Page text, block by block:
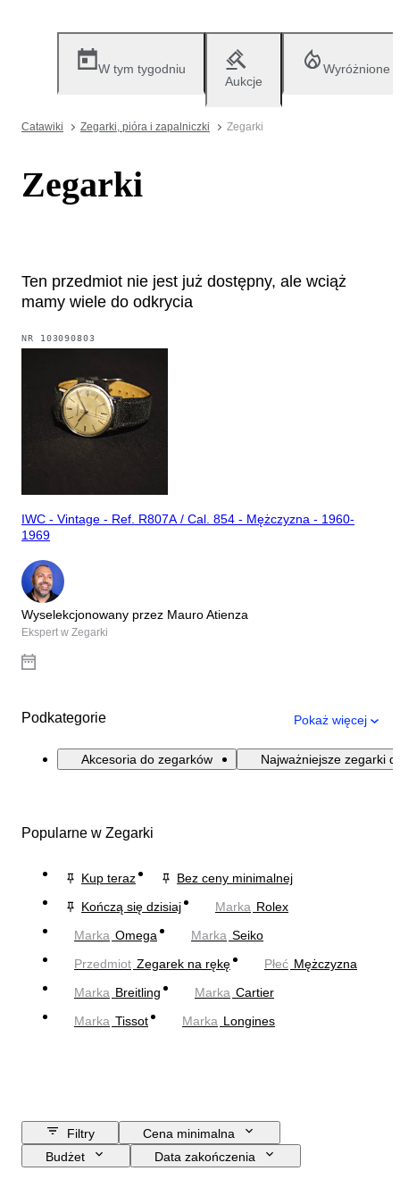
W tym tygodniu
Aukcje
Wyróżnione
Catawiki Zegarki, pióra i zapalniczki Zegarki
Zegarki
Ten przedmiot nie jest już dostępny, ale wciąż
mamy wiele do odkrycia
NR 103090803
IWC - Vintage - Ref. R807A / Cal. 854 - Mężczyzna - 1960-
1969
Wyselekcjonowany przez Mauro Atienza
Ekspert w Zegarki
Podkategorie Pokaż więcej
Akcesoria do zegarków Najważniejsze zegarki
Popularne w Zegarki
Kup teraz
Bez ceny minimalnej
Kończą się dzisiaj
Marka Rolex
Marka Omega Marka Seiko
Przedmiot Zegarek na rękę Płeć Mężczyzna
Marka Breitling Marka Cartier
Marka Tissot Marka Longines
Filtry
Cena minimalna
Budżet
Data zakończenia